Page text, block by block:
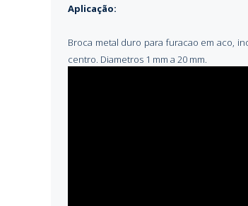
Aplicação:
Broca metal duro para furacao em aco,
centro. Diametros 1 mm a 20 mm.